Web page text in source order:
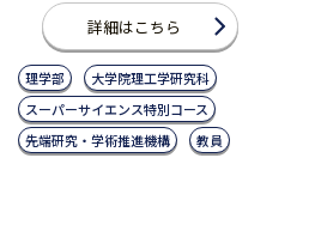
詳細はこちら
理学部
大学院理工学研究科
スーパーサイエンス特別コース
先端研究・学術推進機構
教員